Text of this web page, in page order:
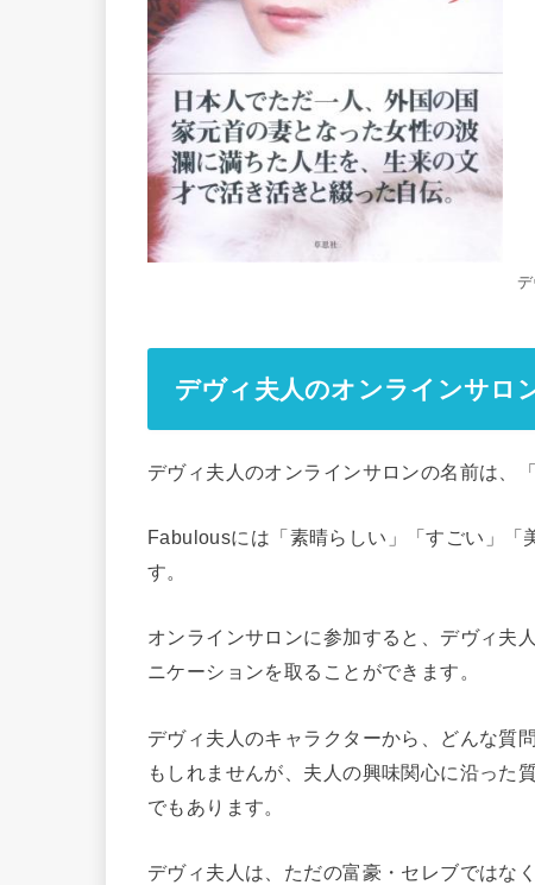
デヴィ夫人のオンラインサロ
デヴィ夫人のオンラインサロンの名前は、
Fabulousには「素晴らしい」「すごい」「
す。
オンラインサロンに参加すると、デヴィ夫
ニケーションを取ることができます。
デヴィ夫人のキャラクターから、どんな質
もしれませんが、夫人の興味関心に沿った
でもあります。
デヴィ夫人は、ただの富豪・セレブではな